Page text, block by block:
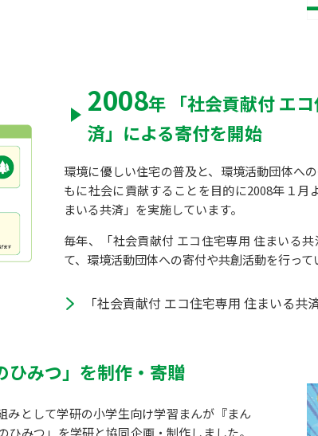
2008年 「社会貢献付 エ
済」による寄付を開始
環境に優しい住宅の普及と、環境活動団体へ
もに社会に貢献することを目的に2008年１月
まいる共済」を実施しています。
毎年、「社会貢献付 エコ住宅専用 住まいる
て、環境活動団体への寄付や共創活動を行って
「社会貢献付 エコ住宅専用 住まいる共
ひみつ」を制作・寄贈
みとして学研の小学生向け学習まんが『まん
みつ」を学研と協同企画・制作しました。